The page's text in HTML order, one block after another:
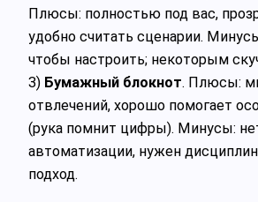
Плюсы: полностью под вас,
удобно считать сценарии.
чтобы настроить; некоторым
3) Бумажный блокнот. Плюсы:
отвлечений, хорошо помогает
(рука помнит цифры). Минусы:
автоматизации, нужен
подход.